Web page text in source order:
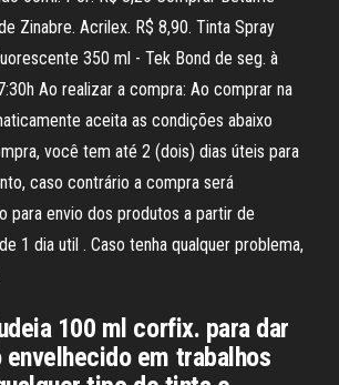
Zinabre. Acrilex. R$ 8,90. Tinta Spray
350 ml - Tek Bond de seg. à
Ao realizar a compra: Ao comprar na
aceita as condições abaixo
você tem até 2 (dois) dias úteis para
caso contrário a compra será
para envio dos produtos a partir de
1 dia util . Caso tenha qualquer problema,
100 ml corfix. para dar
envelhecido em trabalhos